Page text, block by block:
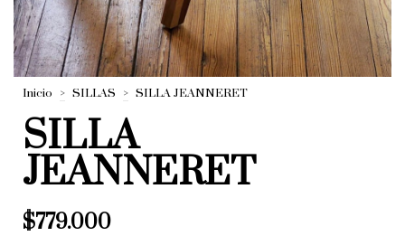
Inicio > SILLAS > SILLA JEANNERET
SILLA
JEANNERET
$779.000